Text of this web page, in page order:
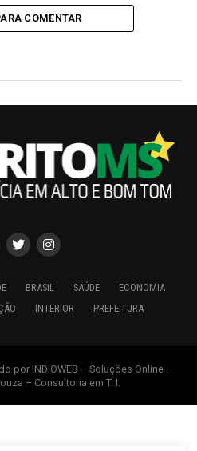
COMENTAR
BRASIL SAÚDE
ECONOMIA
INTERIOR PREFEITURA
por INDIOWEB – Soluções Online –
– Consultoria em T. I.